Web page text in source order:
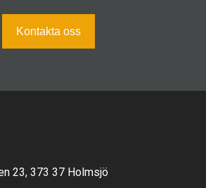
Kontakta oss
23, 373 37 Holmsjö